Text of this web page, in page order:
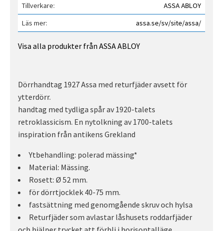
Tillverkare
ASSA ABLOY
Läs mer
assa.se/sv/site/assa/
Visa alla produkter från ASSA ABLOY
Dörrhandtag 1927 Assa med returfjäder avsett för
ytterdörr.
handtag med tydliga spår av 1920-talets
retroklassicism. En nytolkning av 1700-talets
inspiration från antikens Grekland
Ytbehandling: polerad mässing*
Material: Mässing.
Rosett: Ø 52 mm.
för dörrtjocklek 40-75 mm.
fastsättning med genomgående skruv och hylsa
Returfjäder som avlastar låshusets roddarfjäder